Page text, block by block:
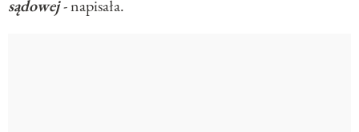
sądowej- napisała.